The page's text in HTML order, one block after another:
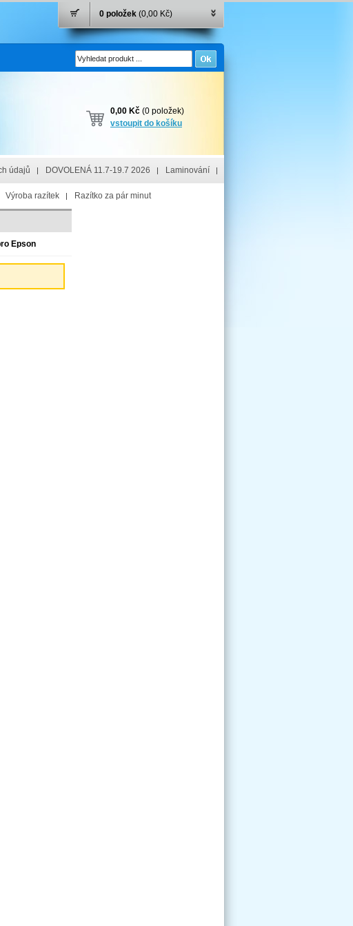
0 položek (0,00 Kč)
0,00 Kč (0 položek)
vstoupit do košíku
údajů DOVOLENÁ 11.7-19.7 2026 Laminování
Výroba razítek Razítko za pár minut
Epson